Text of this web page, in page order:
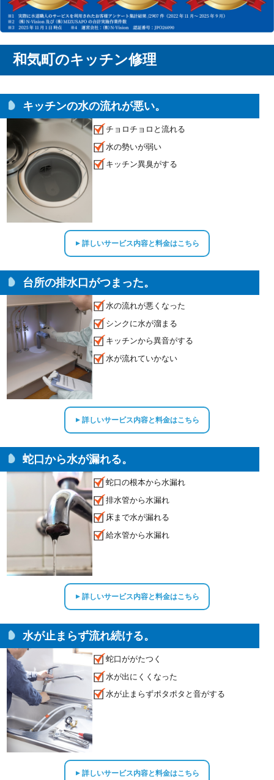
和気町のキッチン修理
キッチンの水の流れが悪い。
チョロチョロと流れる
水の勢いが弱い
キッチン異臭がする
▲詳しいサービス内容と料金はこちら
台所の排水口がつまった。
水の流れが悪くなった
シンクに水が溜まる
キッチンから異音がする
水が流れていかない
▲詳しいサービス内容と料金はこちら
蛇口から水が漏れる。
蛇口の根本から水漏れ
排水管から水漏れ
床まで水が漏れる
給水管から水漏れ
▲詳しいサービス内容と料金はこちら
水が止まらず流れ続ける。
蛇口ががたつく
水が出にくくなった
水が止まらずポタポタと音がする
▲詳しいサービス内容と料金はこちら